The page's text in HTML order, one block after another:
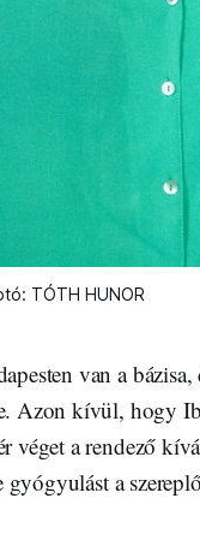
TÓTH HUNOR
van a bázisa,
Azon kívül, hogy
véget a rendező
gyógyulást a